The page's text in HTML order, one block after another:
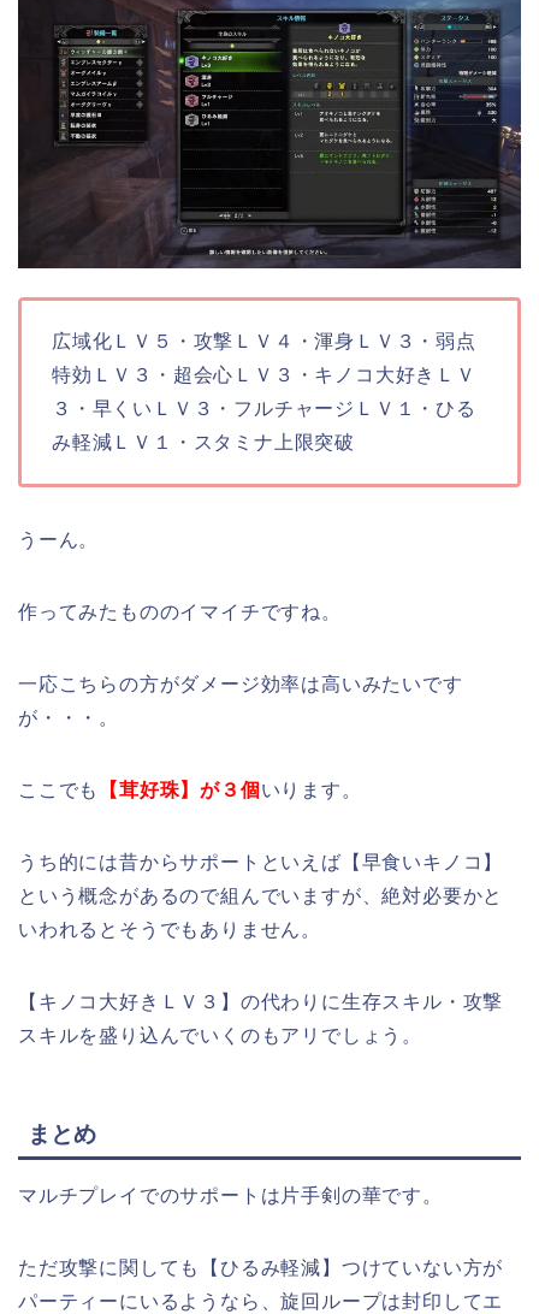
広域化ＬＶ５・攻撃ＬＶ４・渾身ＬＶ３・弱点
特効ＬＶ３・超会心ＬＶ３・キノコ大好きＬＶ
３・早くいＬＶ３・フルチャージＬＶ１・ひる
み軽減ＬＶ１・スタミナ上限突破
うーん。
作ってみたもののイマイチですね。
一応こちらの方がダメージ効率は高いみたいです
が・・・。
ここでも 【茸好珠】が３個 いります。
うち的には昔からサポートといえば【早食いキノコ】
という概念があるので組んでいますが、絶対必要かと
いわれるとそうでもありません。
【キノコ大好きＬＶ３】の代わりに生存スキル・攻撃
スキルを盛り込んでいくのもアリでしょう。
まとめ
マルチプレイでのサポートは片手剣の華です。
ただ攻撃に関しても【ひるみ軽減】つけていない方が
パーティーにいるようなら、旋回ループは封印してエ